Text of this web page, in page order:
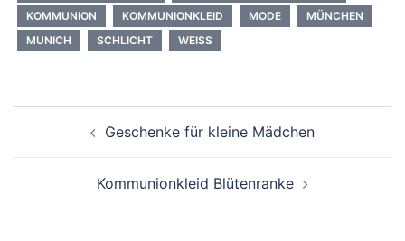
KOMMUNION
KOMMUNIONKLEID MODE
MÜNCHEN
MUNICH
SCHLICHT WEISS
Geschenke für kleine Mädchen
Kommunionkleid Blütenranke